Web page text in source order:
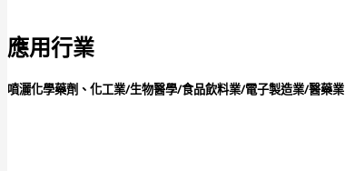
應用行業
噴灑化學藥劑、化工業/生物醫學/食品飲料業/電子製造業/醫藥業